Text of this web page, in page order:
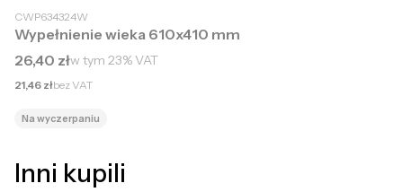
CWP634324W
Wypełnienie wieka 610x410 mm
Cena brutto
26,40 złw tym 23%VAT
Cena netto
21,46 złbez VAT
Na wyczerpaniu
Inni kupili